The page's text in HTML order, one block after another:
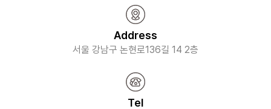
Address
서울 강남구 논현로136길 14 2층
Tel